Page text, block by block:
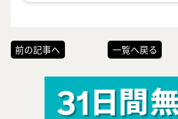
前の記事へ 一覧へ戻る